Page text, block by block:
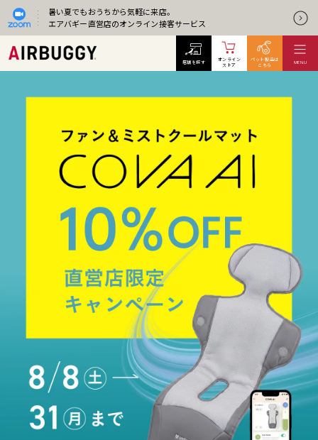
暑い夏でもおうちから気軽に来店。
エアバギー直営店のオンライン接客サービス
店舗を探す
オンライン
ストア
ペット製品は
こちら
MENU